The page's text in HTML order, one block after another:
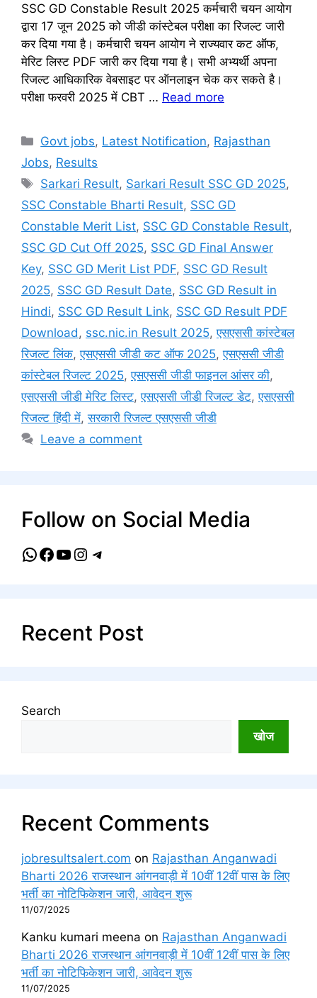
SSC GD Constable Result 2025 कर्मचारी चयन आयोग
द्वारा 17 जून 2025 को जीडी कांस्टेबल परीक्षा का रिजल्ट जारी
कर दिया गया है। कर्मचारी चयन आयोग ने राज्यवार कट ऑफ,
मेरिट लिस्ट PDF जारी कर दिया गया है। सभी अभ्यर्थी अपना
रिजल्ट आधिकारिक वेबसाइट पर ऑनलाइन चेक कर सकते है।
परीक्षा फरवरी 2025 में CBT … Read more
Categories
Govt jobs, Latest Notification, Rajasthan
Jobs, Results
Tags
Sarkari Result, Sarkari Result SSC GD 2025,
SSC Constable Bharti Result, SSC GD
Constable Merit List, SSC GD Constable Result,
SSC GD Cut Off 2025, SSC GD Final Answer
Key, SSC GD Merit List PDF, SSC GD Result
2025, SSC GD Result Date, SSC GD Result in
Hindi, SSC GD Result Link, SSC GD Result PDF
Download , ssc.nic.in Result 2025,एसएससी कांस्टेबल
रिजल्ट लिंक,एसएससी जीडी कट ऑफ 2025,एसएससी जीडी
कांस्टेबल रिजल्ट 2025,एसएससी जीडी फाइनल आंसर की,
एसएससी जीडी मेरिट लिस्ट,एसएससी जीडी रिजल्ट डेट,एसएससी
रिजल्ट हिंदी में,सरकारी रिजल्ट एसएससी जीडी
Leave a comment
Follow on Social Media
WhatsApp
Facebook
YouTube
Instagram
Telegram
Recent Post
Search
खोज
Recent Comments
jobresultsalert.com on Rajasthan Anganwadi
Bharti 2026 राजस्थान आंगनवाड़ी में 10वीं 12वीं पास के लिए
भर्ती का नोटिफिकेशन जारी, आवेदन शुरू
11/07/2025
Kanku kumari meena on Rajasthan Anganwadi
Bharti 2026 राजस्थान आंगनवाड़ी में 10वीं 12वीं पास के लिए
भर्ती का नोटिफिकेशन जारी, आवेदन शुरू
11/07/2025